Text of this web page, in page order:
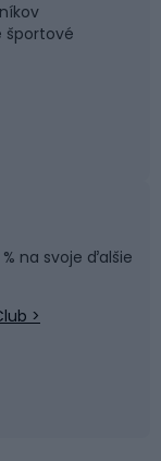
športové
na svoje ďalšie
>